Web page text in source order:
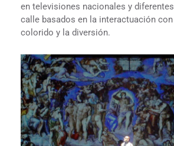
en televisiones nacionales y
calle basados en la interactuación con
colorido y la diversión.